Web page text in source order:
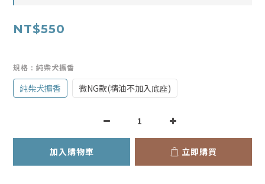
NT$550
規格 : 純柴犬擴香
純柴犬擴香 微NG款(精油不加入底座)
加入購物車 立即購買